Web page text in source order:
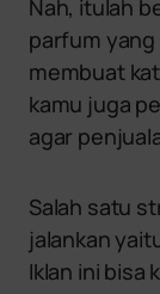
Nah, itulah
parfum
membuat
kamu juga
agar
Salah satu
jalankan
Iklan ini bisa